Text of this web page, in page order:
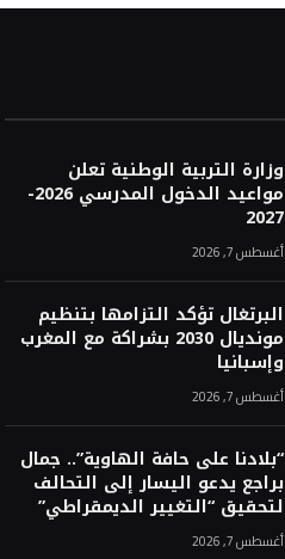
وزارة التربية الوطنية تعلن
مواعيد الدخول المدرسي 2026-
2027
أغسطس 7, 2026
البرتغال تؤكد التزامها بتنظيم
مونديال 2030 بشراكة مع المغرب
وإسبانيا
أغسطس 7, 2026
“بلادنا على حافة الهاوية”.. جمال
براجع يدعو اليسار إلى التحالف
لتحقيق “التغيير الديمقراطي”
أغسطس 7, 2026